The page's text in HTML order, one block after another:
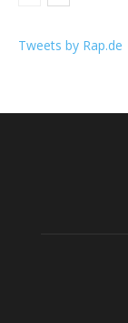
Tweets by Rap.de